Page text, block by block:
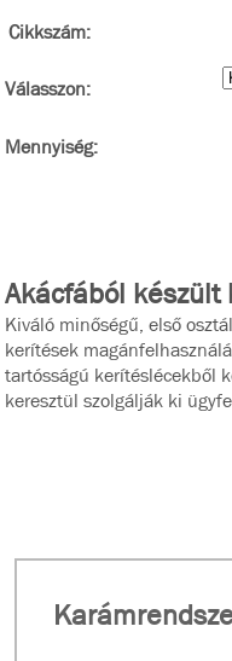
Cikkszám:
Válasszon:
Mennyiség:
Akácfából
Kiváló minőségű, első
kerítések
tartósságú kerítéslécekből
keresztül szolgálják ki